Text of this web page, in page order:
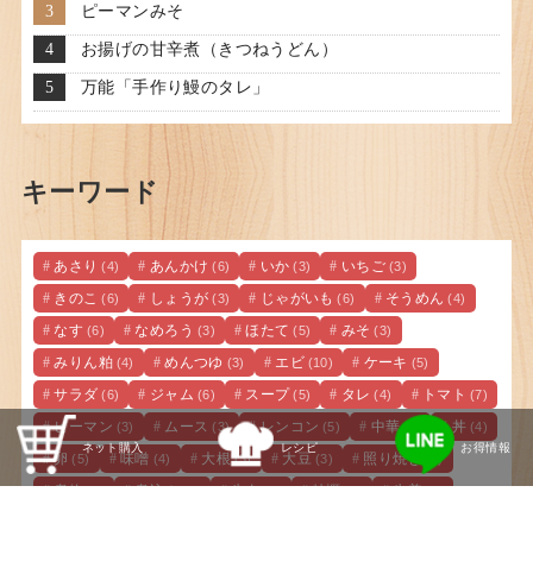
ピーマンみそ
お揚げの甘辛煮（きつねうどん）
万能「手作り鰻のタレ」
キーワード
あさり (4) あんかけ (6) いか (3) いちご (3)
きのこ (6) しょうが (3) じゃがいも (6) そうめん (4)
なす (6) なめろう (3) ほたて (5) みそ (3)
みりん粕 (4) めんつゆ (3) エビ (10) ケーキ (5)
サラダ (6) ジャム (6) スープ (5) タレ (4) トマト (7)
ピーマン (3) ムース (3) レンコン (5) 中華 (6) 丼 (4)
卵 (5) 味噌 (4) 大根 (3) 大豆 (3) 照り焼き (5)
煮物 (9) 煮込み (5) 牛肉 (5) 牡蠣 (4) 生姜 (4)
ネット購入 レシピ お得情報